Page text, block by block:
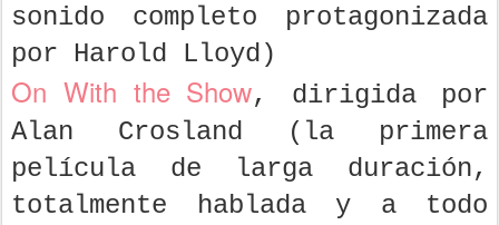
sonido completo protagonizada
por Harold Lloyd)
On With the Show, dirigida por
Alan Crosland (la primera
película de larga duración,
totalmente hablada y a todo